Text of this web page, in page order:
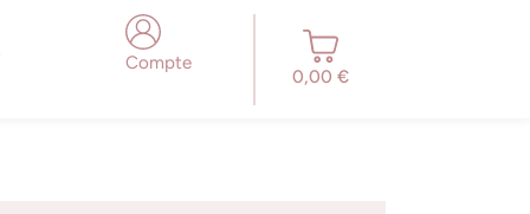
Compte
0,00 €